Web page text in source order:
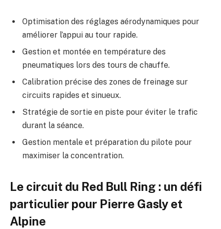
Optimisation des réglages aérodynamiques pour
améliorer l’appui au tour rapide.
Gestion et montée en température des
pneumatiques lors des tours de chauffe.
Calibration précise des zones de freinage sur
circuits rapides et sinueux.
Stratégie de sortie en piste pour éviter le trafic
durant la séance.
Gestion mentale et préparation du pilote pour
maximiser la concentration.
Le circuit du Red Bull Ring : un défi
particulier pour Pierre Gasly et
Alpine